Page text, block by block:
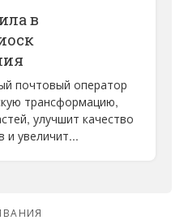
в
почтовый оператор
трансформацию,
улучшит качество
и увеличит...